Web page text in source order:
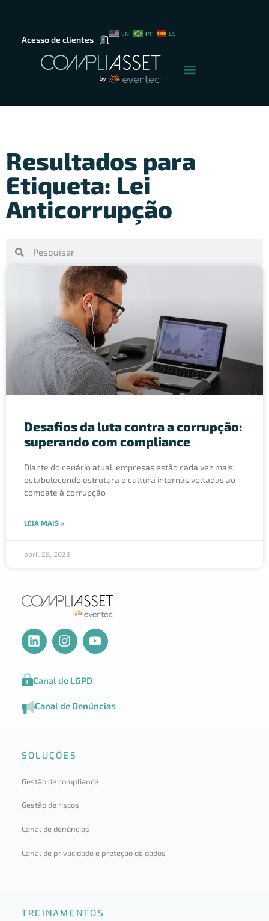
Acesso de clientes
EN PT ES
Resultados para
Etiqueta: Lei
Anticorrupção
Desafios da luta contra a corrupção:
superando com compliance
Diante do cenário atual, empresas estão cada vez mais
estabelecendo estrutura e cultura internas voltadas ao
combate à corrupção
LEIA MAIS »
abril 28, 2023
Canal de LGPD
Canal de Denúncias
SOLUÇÕES
Gestão de compliance
Gestão de riscos
Canal de denúncias
Canal de privacidade e proteção de dados
TREINAMENTOS